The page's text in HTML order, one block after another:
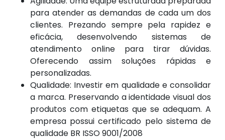
para atender as demandas de cada um dos
clientes. Prezando sempre pela rapidez e
eficácia, desenvolvendo sistemas de
atendimento online para tirar dúvidas.
Oferecendo assim soluções rápidas e
personalizadas.
Qualidade: Investir em qualidade e consolidar
a marca. Preservando a identidade visual dos
produtos com etiquetas que se adequam. A
empresa possui certificado pelo sistema de
qualidade BR ISSO 9001/2008